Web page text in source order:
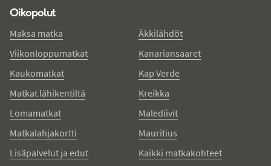
Oikopolut
Maksa matka
Viikonloppumatkat
Kaukomatkat
Matkat lähikentiltä
Lomamatkat
Matkalahjakortti
Lisäpalvelut ja edut
Äkkilähdöt
Kanariansaaret
Kap Verde
Kreikka
Malediivit
Mauritius
Kaikki matkakohteet